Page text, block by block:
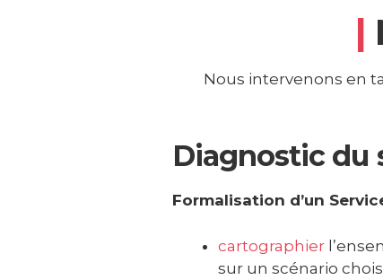
|
Nous intervenons en
Diagnostic du
Formalisation d’un
cartographier
sur un scénario